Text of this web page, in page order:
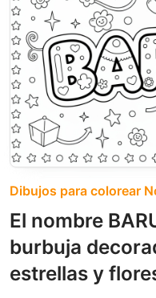
Dibujos para colorear
El nombre
burbuja
estrellas y